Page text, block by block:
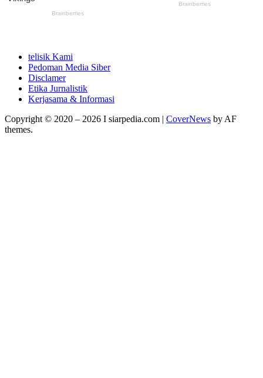
telisik Kami
Pedoman Media Siber
Disclamer
Etika Jurnalistik
Kerjasama & Informasi
Copyright © 2020 – 2026 I siarpedia.com | CoverNews by AF
themes.